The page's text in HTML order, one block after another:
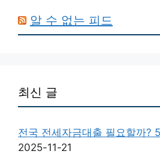
알 수 없는 피드
최신 글
전국 전세자금대출 필요할까?
2025-11-21